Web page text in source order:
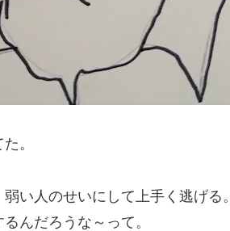
。
い人のせいにして上手く逃げる。
んだろうな～って。